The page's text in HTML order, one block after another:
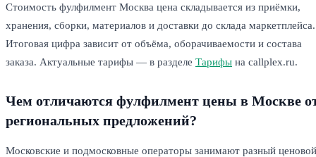
Стоимость фулфилмент Москва цена складывается из приёмки,
хранения, сборки, материалов и доставки до склада маркетплейса.
Итоговая цифра зависит от объёма, оборачиваемости и состава
заказа. Актуальные тарифы — в разделе Тарифы на callplex.ru.
Чем отличаются фулфилмент цены в Москве
региональных предложений?
Московские и подмосковные операторы занимают разный ценовой